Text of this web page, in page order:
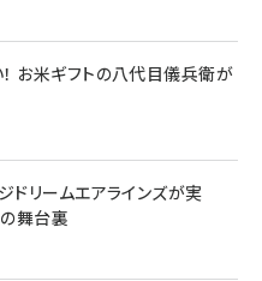
お米ギフトの八代目儀兵衛が
ドリームエアラインズが実
舞台裏